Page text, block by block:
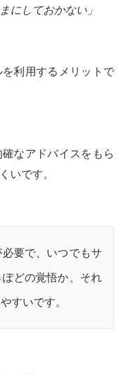
にしておかない」
利用するメリットで
なアドバイスをもら
いです。
要で、いつでもサ
どの覚悟か、それ
すいです。